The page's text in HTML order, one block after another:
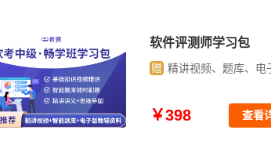
系统规划
赠 精讲视
￥498